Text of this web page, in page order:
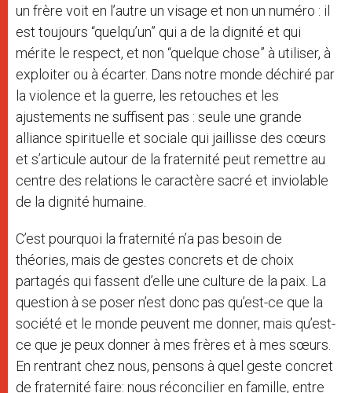
un frère voit en l’autre un visage et non un numéro : il
est toujours “quelqu’un” qui a de la dignité et qui
mérite le respect, et non “quelque chose” à utiliser, à
exploiter ou à écarter. Dans notre monde déchiré par
la violence et la guerre, les retouches et les
ajustements ne suffisent pas : seule une grande
alliance spirituelle et sociale qui jaillisse des cœurs
et s’articule autour de la fraternité peut remettre au
centre des relations le caractère sacré et inviolable
de la dignité humaine.
C’est pourquoi la fraternité n’a pas besoin de
théories, mais de gestes concrets et de choix
partagés qui fassent d’elle une culture de la paix. La
question à se poser n’est donc pas qu’est-ce que la
société et le monde peuvent me donner, mais qu’est-
ce que je peux donner à mes frères et à mes sœurs.
En rentrant chez nous, pensons à quel geste concret
de fraternité faire: nous réconcilier en famille, entre